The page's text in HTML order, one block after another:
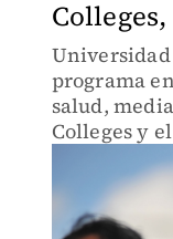
programa
salud,
Colleges y